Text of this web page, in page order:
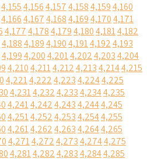
4,1554,1564,1574,1584,1594,160
4,1664,1674,1684,1694,1704,171
4,1774,1784,1794,1804,1814,182
4,1884,1894,1904,1914,1924,193
4,1994,2004,2014,2024,2034,204
4,2104,2114,2124,2134,2144,215
4,2214,2224,2234,2244,225
4,2314,2324,2334,2344,235
4,2414,2424,2434,2444,245
4,2514,2524,2534,2544,255
4,2614,2624,2634,2644,265
4,2714,2724,2734,2744,275
4,2814,2824,2834,2844,285